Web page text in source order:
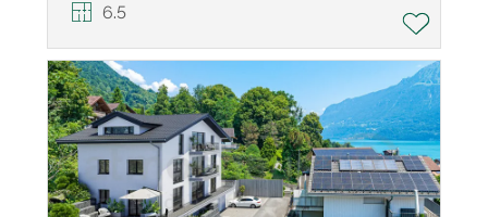
6.5